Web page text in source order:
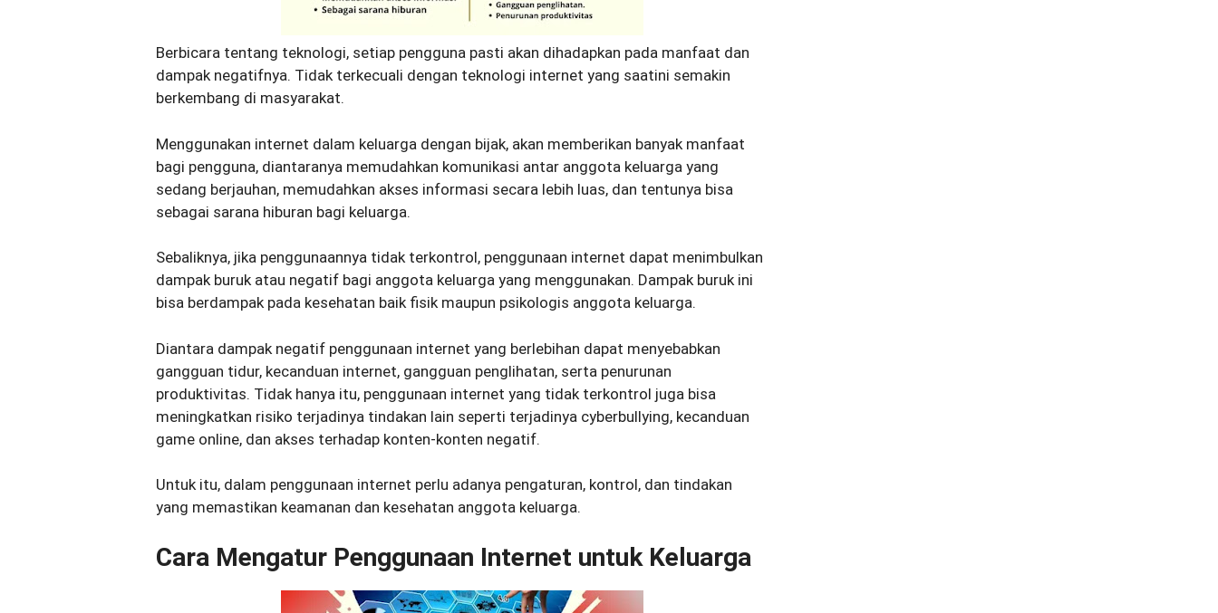
Berbicara tentang teknologi, setiap pengguna pasti akan dihadapkan pada manfaat dan
dampak negatifnya. Tidak terkecuali dengan teknologi internet yang saatini semakin
berkembang di masyarakat.
Menggunakan internet dalam keluarga dengan bijak, akan memberikan banyak manfaat
bagi pengguna, diantaranya memudahkan komunikasi antar anggota keluarga yang
sedang berjauhan, memudahkan akses informasi secara lebih luas, dan tentunya bisa
sebagai sarana hiburan bagi keluarga.
Sebaliknya, jika penggunaannya tidak terkontrol, penggunaan internet dapat menimbulkan
dampak buruk atau negatif bagi anggota keluarga yang menggunakan. Dampak buruk ini
bisa berdampak pada kesehatan baik fisik maupun psikologis anggota keluarga.
Diantara dampak negatif penggunaan internet yang berlebihan dapat menyebabkan
gangguan tidur, kecanduan internet, gangguan penglihatan, serta penurunan
produktivitas. Tidak hanya itu, penggunaan internet yang tidak terkontrol juga bisa
meningkatkan risiko terjadinya tindakan lain seperti terjadinya cyberbullying, kecanduan
game online, dan akses terhadap konten-konten negatif.
Untuk itu, dalam penggunaan internet perlu adanya pengaturan, kontrol, dan tindakan
yang memastikan keamanan dan kesehatan anggota keluarga.
Cara Mengatur Penggunaan Internet untuk Keluarga